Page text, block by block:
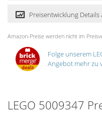
Preisentwicklung Details
Amazon-Preise werden nicht im
Folge unserem
Angebot mehr zu
LEGO 5009347